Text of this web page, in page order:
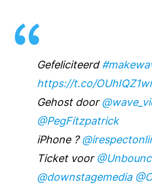
Gefeliciteerd
https://t.co/
Gehost door
@PegFitzpatrick
iPhone ?
Ticket voor
@downstagemedia